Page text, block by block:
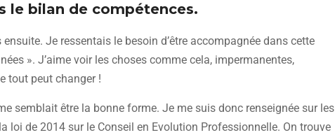
le bilan de compétences.
Je ressentais le besoin d’être accompagnée dans cette
». J’aime voir les choses comme cela, impermanentes,
tout peut changer !
semblait être la bonne forme. Je me suis donc renseignée sur les
loi de 2014 sur le Conseil en Evolution Professionnelle. On trouve